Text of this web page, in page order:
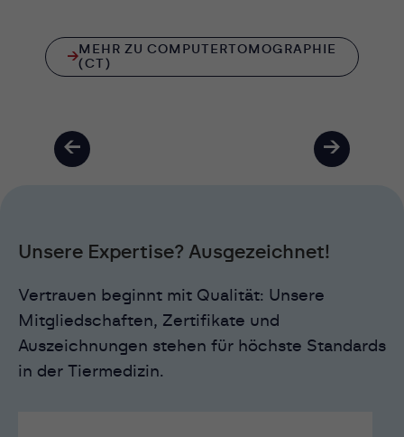
MEHR ZU COMPUTERTOMOGRAPHIE
(CT)
Unsere Expertise? Ausgezeichnet!
Vertrauen beginnt mit Qualität: Unsere
Mitgliedschaften, Zertifikate und
Auszeichnungen stehen für höchste Standards
in der Tiermedizin.